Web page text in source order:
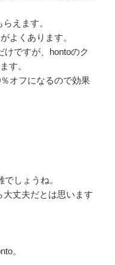
えます。
よくあります。
けですが、hontoのク
す。
オフになるので効果
しょうね。
大丈夫だとは思います
。